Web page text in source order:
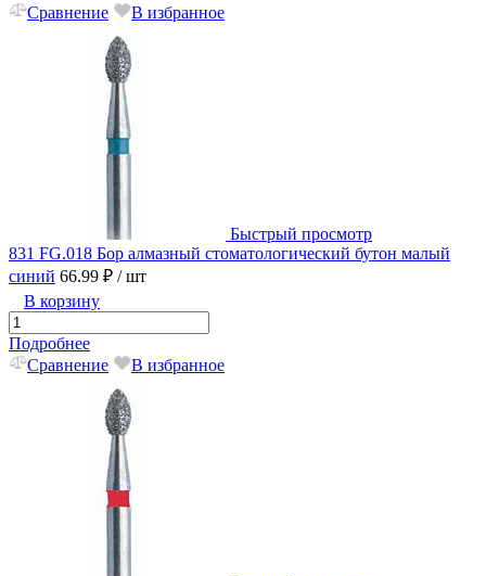
Сравнение
В избранное
Быстрый просмотр
831 FG.018 Бор алмазный стоматологический бутон малый
синий 66.99 ₽ / шт
В корзину
Подробнее
Сравнение
В избранное